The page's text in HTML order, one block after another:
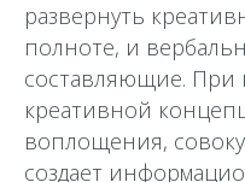
развернуть
полноте, и
составляющие. При
креативной
воплощения,
создает